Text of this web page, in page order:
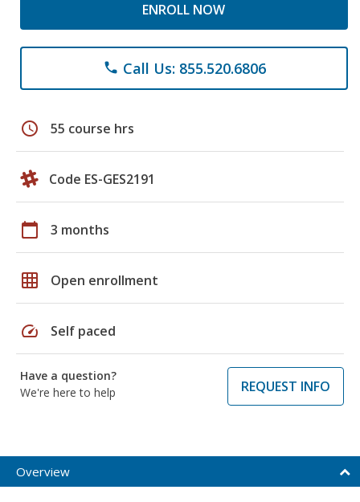
ENROLL NOW
phone Call Us: 855.520.6806
schedule 55 course hrs
Code ES-GES2191
calendar_today 3 months
grid_on Open enrollment
speed Self paced
Have a question?
We're here to help
REQUEST INFO
Overview